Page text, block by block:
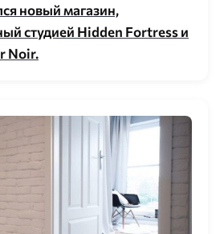
новый магазин,
студией Hidden Fortress и
Noir.